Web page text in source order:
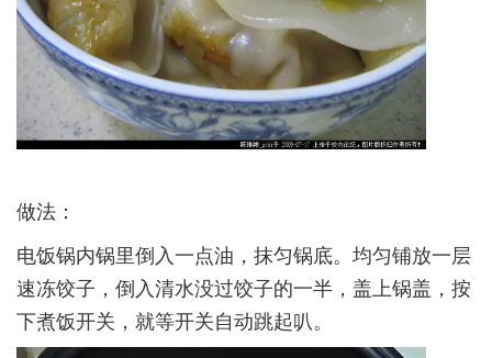
做法：­
电饭锅内锅里倒入一点油，抹匀锅底。均匀铺放一层
速冻饺子，倒入清水没过饺子的一半，盖上锅盖，按
下煮饭开关，就等开关自动跳起叭。­